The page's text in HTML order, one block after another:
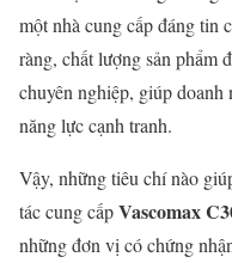
một nhà cung cấp đáng tin
ràng, chất lượng sản phẩm
chuyên nghiệp, giúp
năng lực cạnh tranh.
Vậy, những tiêu chí nào
tác cung cấpVascomax
những đơn vị có chứng